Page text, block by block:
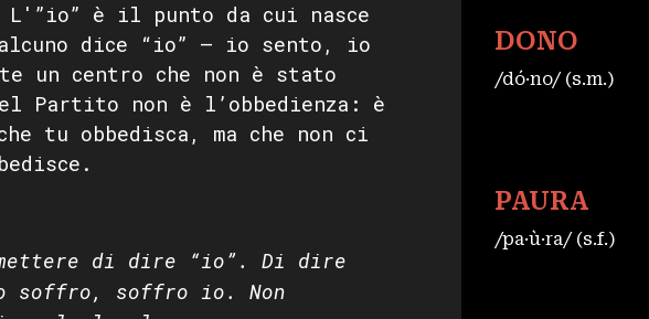
è il punto da cui nasce
dice “io” — io sento, io
centro che non è stato
Partito non è l’obbedienza: è
tu obbedisca, ma che non ci
di dire “io”. Di dire
soffro, soffro io. Non
DONO
/dó·no/ (s.m.)
PAURA
/pa·ù·ra/ (s.f.)